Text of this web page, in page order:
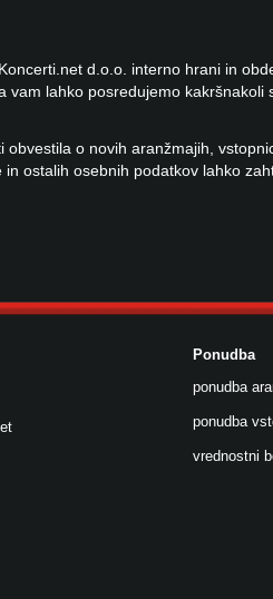
d.o.o. interno hrani in
vam lahko posredujemo kakršnakoli
obvestila o novih aranžmajih,
ostalih osebnih podatkov lahko
Ponudba
ponudba
ponudba
vrednostni